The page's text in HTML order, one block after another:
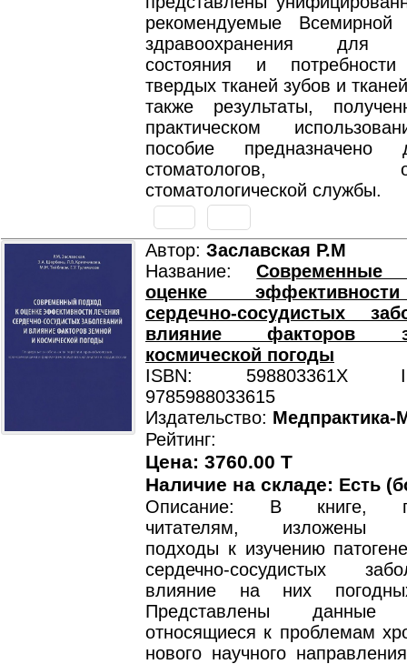
рекомендуемые Всемирной
здравоохранения для
состояния и
твердых тканей зубов и
также результаты,
практическом
пособие предназначено
стоматологов,
стоматологической службы.
Автор: Заславская Р.М
Название:
оценке
сердечно-сосудистых
влияние факторов
космической погоды
ISBN: 598803361X
9785988033615
Издательство: Медпрактика-
Рейтинг:
Цена: 3760.00 T
Наличие на складе: Есть
Описание: В книге,
читателям, изложены
подходы к изучению
сердечно-сосудистых
влияние на них
Представлены данные
относящиеся к проблемам
нового научного